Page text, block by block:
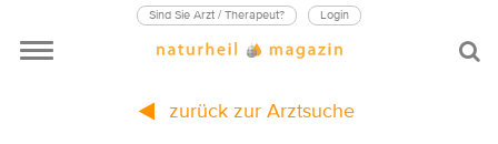
Sind Sie Arzt / Therapeut? Login
zurück zur Arztsuche